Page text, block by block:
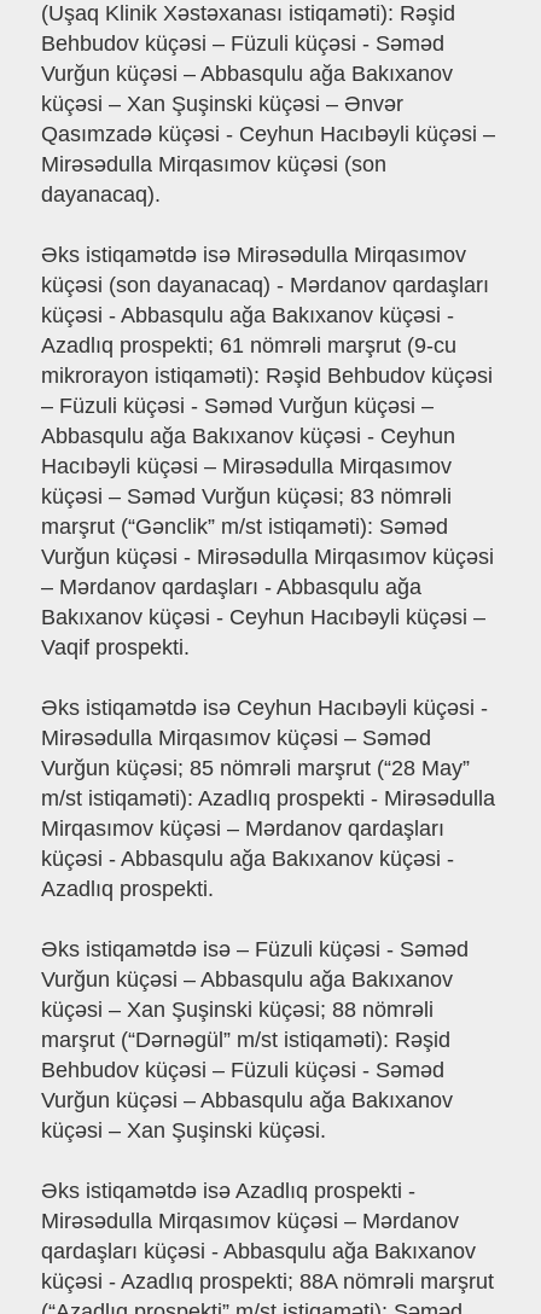
(Uşaq Klinik Xəstəxanası istiqaməti): Rəşid
Behbudov küçəsi – Füzuli küçəsi - Səməd
Vurğun küçəsi – Abbasqulu ağa Bakıxanov
küçəsi – Xan Şuşinski küçəsi – Ənvər
Qasımzadə küçəsi - Ceyhun Hacıbəyli küçəsi –
Mirəsədulla Mirqasımov küçəsi (son
dayanacaq).
Əks istiqamətdə isə Mirəsədulla Mirqasımov
küçəsi (son dayanacaq) - Mərdanov qardaşları
küçəsi - Abbasqulu ağa Bakıxanov küçəsi -
Azadlıq prospekti; 61 nömrəli marşrut (9-cu
mikrorayon istiqaməti): Rəşid Behbudov küçəsi
– Füzuli küçəsi - Səməd Vurğun küçəsi –
Abbasqulu ağa Bakıxanov küçəsi - Ceyhun
Hacıbəyli küçəsi – Mirəsədulla Mirqasımov
küçəsi – Səməd Vurğun küçəsi; 83 nömrəli
marşrut (“Gənclik” m/st istiqaməti): Səməd
Vurğun küçəsi - Mirəsədulla Mirqasımov küçəsi
– Mərdanov qardaşları - Abbasqulu ağa
Bakıxanov küçəsi - Ceyhun Hacıbəyli küçəsi –
Vaqif prospekti.
Əks istiqamətdə isə Ceyhun Hacıbəyli küçəsi -
Mirəsədulla Mirqasımov küçəsi – Səməd
Vurğun küçəsi; 85 nömrəli marşrut (“28 May”
m/st istiqaməti): Azadlıq prospekti - Mirəsədulla
Mirqasımov küçəsi – Mərdanov qardaşları
küçəsi - Abbasqulu ağa Bakıxanov küçəsi -
Azadlıq prospekti.
Əks istiqamətdə isə – Füzuli küçəsi - Səməd
Vurğun küçəsi – Abbasqulu ağa Bakıxanov
küçəsi – Xan Şuşinski küçəsi; 88 nömrəli
marşrut (“Dərnəgül” m/st istiqaməti): Rəşid
Behbudov küçəsi – Füzuli küçəsi - Səməd
Vurğun küçəsi – Abbasqulu ağa Bakıxanov
küçəsi – Xan Şuşinski küçəsi.
Əks istiqamətdə isə Azadlıq prospekti -
Mirəsədulla Mirqasımov küçəsi – Mərdanov
qardaşları küçəsi - Abbasqulu ağa Bakıxanov
küçəsi - Azadlıq prospekti; 88A nömrəli marşrut